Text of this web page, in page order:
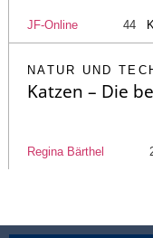
JF-Online 44
NATUR UND
Katzen – Die
Regina Bärthel